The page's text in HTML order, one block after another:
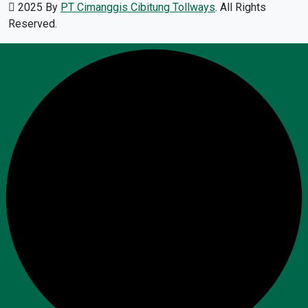
2025 By PT Cimanggis Cibitung Tollways. All Rights
Reserved.